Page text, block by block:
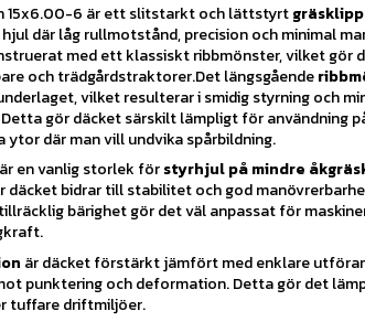
15x6.00-6 är ett slitstarkt och lättstyrt
där låg rullmotstånd, precision och minimal
med ett klassiskt ribbmönster, vilket gör
och trädgårdstraktorer.Det längsgående
vilket resulterar i smidig styrning och
gör däcket särskilt lämpligt för användning
ytor där man vill undvika spårbildning.
en vanlig storlek förstyrhjul på mindre
däcket bidrar till stabilitet och god
bärighet gör det väl anpassat för
är däcket förstärkt jämfört med enklare
punktering och deformation. Detta gör det
tuffare driftmiljöer.